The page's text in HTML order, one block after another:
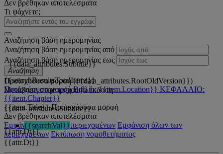
Δεν βρέθηκαν αποτελέσματα
Τι ψάχνετε;
Αναζήτηση βάση ημερομηνίας
Αναζήτηση βάση ημερομηνίας από
Αναζήτηση βάση ημερομηνίας εως
Αναζήτηση
{{searchResultsTotalItems}}
Προϊσχύουσα μορφή Βιβλίο: {{item.Location}} ΚΕΦΑΛΑΙΟ:
{{item.Chapter}}
{{item.Title}} Προϊσχύουσα μορφή
Δεν βρέθηκαν αποτελέσματα
Εμφάνιση όλων των περιεχομένων Εμφάνιση όλων των
περιεχομένων Εκτύπωση νομοθετήματος
{{data_attributes.Subtitle}}
Προϊσχύουσα μορφή ({{data_attributes.RootOldVersion}})
Μετάβαση στην τρέχουσα έκδοση
{{data_attributes.Subtitle}}
{{searchVal}}
{{attr.Dt}}
{{attr.Dt}}